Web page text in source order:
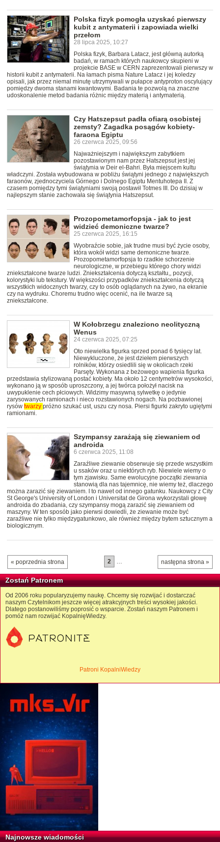
Polska fizyk pomogła uzyskać pierwszy
kubit z antymaterii i zapowiada wielki
przełom
28 lipca 2025, 10:27
Polska fizyk, Barbara Latacz, jest główną autorką
badań, w ramach których naukowcy skupieni w
projekcie BASE w CERN zaprezentowali pierwszy w
historii kubit z antymaterii. Na łamach pisma Nature Latacz i jej koledzy
opisali, jak przez niemal minutę utrzymywali w pułapce antyproton oscylujący
pomiędzy dwoma stanami kwantowymi. Badania te pozwolą na znaczne
udoskonalenie metod badania różnic między materią i antymaterią.
Czy Hatszepsut padła ofiarą osobistej
zemsty? Zagadka posągów kobiety-
faraona Egiptu
26 czerwca 2025, 09:56
Najważniejszym i największym zabytkiem
pozostawionym nam przez Hatszepsut jest jej
świątynia w Deir el-Bahri. Była miejscem kultu
władczyni. Została wybudowana w pobliżu świątyni jednego z największych
faraonów, zjednoczyciela Górnego i Dolnego Egiptu Mentuhotepa II. Z
czasem pomiędzy tymi świątyniami swoją postawił Totmes III. Do dzisiaj w
najlepszym stanie zachowała się świątynia Hatszepsut.
Prozopometamorfopsja - jak to jest
widzieć demoniczne twarze?
25 czerwca 2025, 16:15
Wyobraźcie sobie, jak trudne musi być życie osoby,
która wokół widzi same demoniczne twarze.
Prozopometamorfopsja to rzadkie schorzenie
neurologiczne, w przebiegu którego chory widzi
zniekształcone twarze ludzi. Zniekształcenia dotyczą kształtu,, pozycji,
kolorystyki lub tekstury. W większości przypadków zniekształcenia dotyczą
wszystkich widocznych twarzy, czy to osób oglądanych na żywo, na ekranie
czy na wydruku. Choremu trudno więc ocenić, na ile twarze są
zniekształcone.
W Kołobrzegu znaleziono neolityczną
Wenus
24 czerwca 2025, 07:25
Oto niewielka figurka sprzed ponad 6 tysięcy lat.
Niewykluczone, że jest dziełem pierwszych
rolników, którzy osiedlili się w okolicach rzeki
Parsęty. Wykonana z beżowego wapienia figurka
przedstawia stylizowaną postać kobiety. Ma około 12 centymetrów wysokości,
wykonano ją w sposób uproszczony, a jej twórca położył nacisk na
uwypuklenie cech płciowych. Widzimy masywną sylwetkę o jedynie
zarysowanych ramionach i nieco rozstawionych nogach. Na pozbawionej
rysów twarzy próżno szukać ust, uszu czy nosa. Piersi figurki zakryto ugiętymi
ramionami.
Szympansy zarażają się ziewaniem od
androida
6 czerwca 2025, 11:08
Zaraźliwe ziewanie obserwuje się przede wszystkim
u ssaków oraz u niektórych ryb. Niewiele wiemy o
tym zjawisku. Same ewolucyjne początki ziewania
stanowią dla nas tajemnicę, nie wiemy też, dlaczego
można zarazić się ziewaniem. I to nawet od innego gatunku. Naukowcy z City
St George's University of London i Universitat de Girona wykorzystali głowę
androida do zbadania, czy szympansy mogą zarazić się ziewaniem od
maszyny. W ten sposób jako pierwsi dowiedli, że ziewanie może być
zaraźliwe nie tylko międzygatunkowo, ale również między bytem sztucznym a
biologicznym.
« poprzednia strona następna strona »
2 …
Zostań Patronem
Od 2006 roku popularyzujemy naukę. Chcemy się rozwijać i dostarczać
naszym Czytelnikom jeszcze więcej atrakcyjnych treści wysokiej jakości.
Dlatego postanowiliśmy poprosić o wsparcie. Zostań naszym Patronem i
pomóż nam rozwijać KopalnięWiedzy.
Patroni KopalniWiedzy
Najnowsze wiadomości